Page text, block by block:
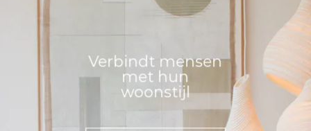
Verbindt mensen
met hun
woonstijl